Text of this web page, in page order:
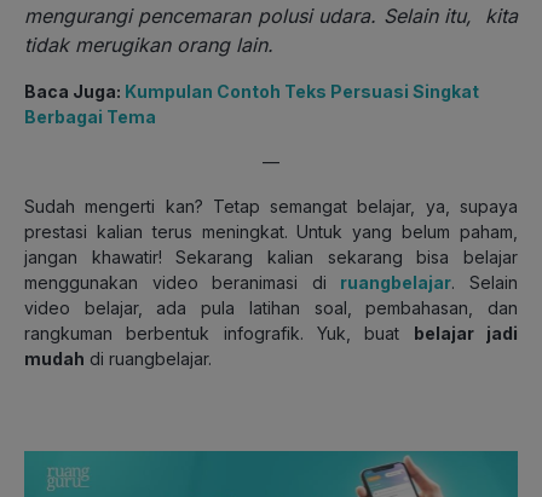
mengurangi pencemaran polusi udara. Selain itu, kita
tidak merugikan orang lain.
Baca Juga: Kumpulan Contoh Teks Persuasi Singkat
Berbagai Tema
—
Sudah mengerti kan? Tetap semangat belajar, ya, supaya
prestasi kalian terus meningkat. Untuk yang belum paham,
jangan khawatir! Sekarang kalian sekarang bisa belajar
menggunakan video beranimasi di ruangbelajar. Selain
video belajar, ada pula latihan soal, pembahasan, dan
rangkuman berbentuk infografik. Yuk, buat belajar jadi
mudah di ruangbelajar.